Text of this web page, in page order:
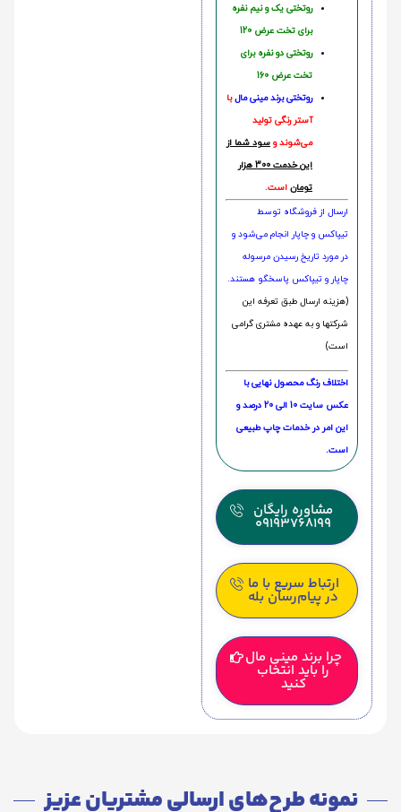
روتختی یک و نیم نفره
برای تخت عرض 120
روتختی دو نفره برای
تخت عرض 160
روتختی‌ برند مینی مالبا
آستر رنگی تولید
می‌شوند و سود شما از
این خدمت 300 هزار
تومان است.
ارسال از فروشگاه توسط
تیپاکس و چاپار انجام می‌شود و
در مورد تاریخ رسیدن مرسوله
چاپار و تیپاکس پاسخگو هستند.
(هزینه ارسال طبق تعرفه این
شرکتها و به عهده مشتری گرامی
است)
اختلاف رنگ محصول نهایی با
عکس سایت 10 الی 20 درصد و
این امر در خدمات چاپ طبیعی
است.
مشاوره رایگان
09193768199
ارتباط سریع با ما
در پیام‌رسان بله
چرا برند مینی مال
را باید انتخاب
کنید
نمونه طرح‌های ارسالی مشتریان عزیز